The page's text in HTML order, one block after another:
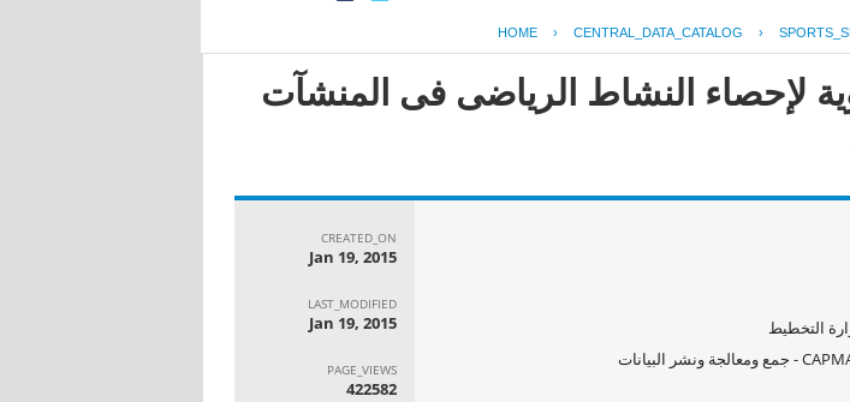
HOME › CENTRAL_DATA_CATALOG ›
لإحصاء النشاط الرياضى فى المنشآت
التخطيط
CREATED_ON
Jan 19, 2015
LAST_MODIFIED
Jan 19, 2015
PAGE_VIEWS
422582